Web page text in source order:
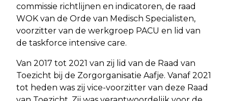
commissie richtlijnen en indicatoren, de raad
WOK van de Orde van Medisch Specialisten,
voorzitter van de werkgroep PACU en lid van
de taskforce intensive care.
Van 2017 tot 2021 van zij lid van de Raad van
Toezicht bij de Zorgorganisatie Aafje. Vanaf 2021
tot heden was zij vice-voorzitter van deze Raad